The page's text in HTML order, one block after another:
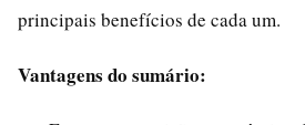
principais benefícios de cada um.
Vantagens do sumário: